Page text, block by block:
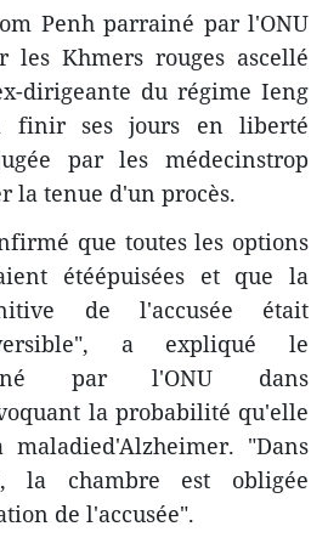
Penh parrainé par l'ONU
les Khmers rouges ascellé
dirigeante du régime Ieng
finir ses jours en liberté
par les médecinstrop
la tenue d'un procès.
que toutes les options
étéépuisées et que la
de l'accusée était
a expliqué le
par l'ONU dans
la probabilité qu'elle
"Dans
la chambre est obligée
de l'accusée".